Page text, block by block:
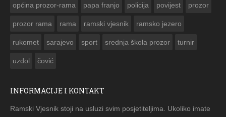
općina prozor-rama papa franjo policija povijest prozor
prozor rama rama ramski vjesnik ramsko jezero
rukomet sarajevo sport srednja škola prozor turnir
uzdol čović
INFORMACIJE I KONTAKT
Ramski Vjesnik stoji na usluzi svim posjetiteljima. Ukoliko imate